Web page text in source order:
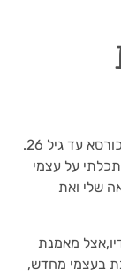
עד גיל 26.
על עצמי
שלי ואת
מאמנת
בעצמי מחדש,